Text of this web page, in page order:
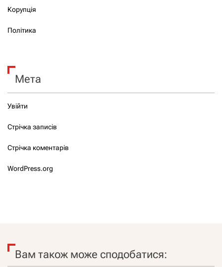
Корупція
Політика
Мета
Увійти
Стрічка записів
Стрічка коментарів
WordPress.org
Вам також може сподобатися: